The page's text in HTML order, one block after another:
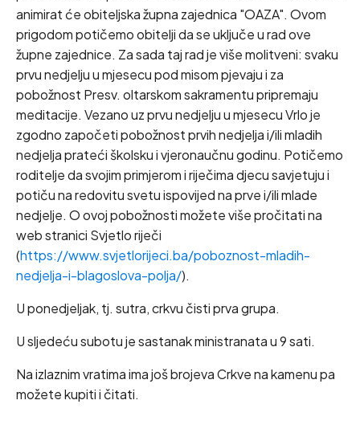
animirat će obiteljska župna zajednica "OAZA". Ovom
prigodom potičemo obitelji da se uključe u rad ove
župne zajednice. Za sada taj rad je više molitveni: svaku
prvu nedjelju u mjesecu pod misom pjevaju i za
pobožnost Presv. oltarskom sakramentu pripremaju
meditacije. Vezano uz prvu nedjelju u mjesecu Vrlo je
zgodno započeti pobožnost prvih nedjelja i/ili mladih
nedjelja prateći školsku i vjeronaučnu godinu. Potičemo
roditelje da svojim primjerom i riječima djecu savjetuju i
potiču na redovitu svetu ispovijed na prve i/ili mlade
nedjelje. O ovoj pobožnosti možete više pročitati na
web stranici Svjetlo riječi
(https://www.svjetlorijeci.ba/poboznost-mladih-
nedjelja-i-blagoslova-polja/).
U ponedjeljak, tj. sutra, crkvu čisti prva grupa.
U sljedeću subotu je sastanak ministranata u 9 sati.
Na izlaznim vratima ima još brojeva Crkve na kamenu pa
možete kupiti i čitati.